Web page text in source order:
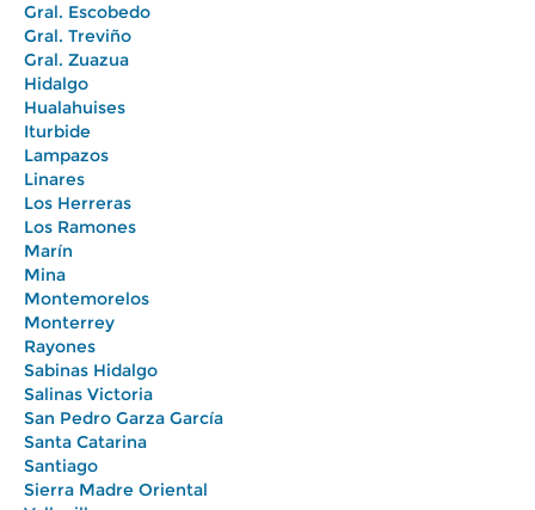
Gral. Escobedo
Gral. Treviño
Gral. Zuazua
Hidalgo
Hualahuises
Iturbide
Lampazos
Linares
Los Herreras
Los Ramones
Marín
Mina
Montemorelos
Monterrey
Rayones
Sabinas Hidalgo
Salinas Victoria
San Pedro Garza García
Santa Catarina
Santiago
Sierra Madre Oriental